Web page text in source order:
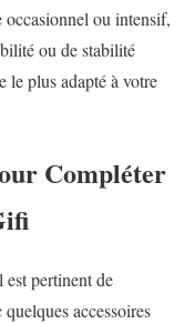
occasionnel ou intensif,
ou de stabilité
le plus adapté à votre
Compléter
est pertinent de
accessoires